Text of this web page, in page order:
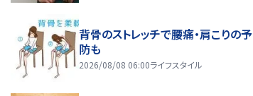
背骨のストレッチで腰痛・肩こりの予
防も
2026/08/08 06:00ライフスタイル